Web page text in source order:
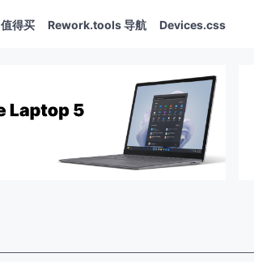
值得买 Rework.tools 导航 Devices.css